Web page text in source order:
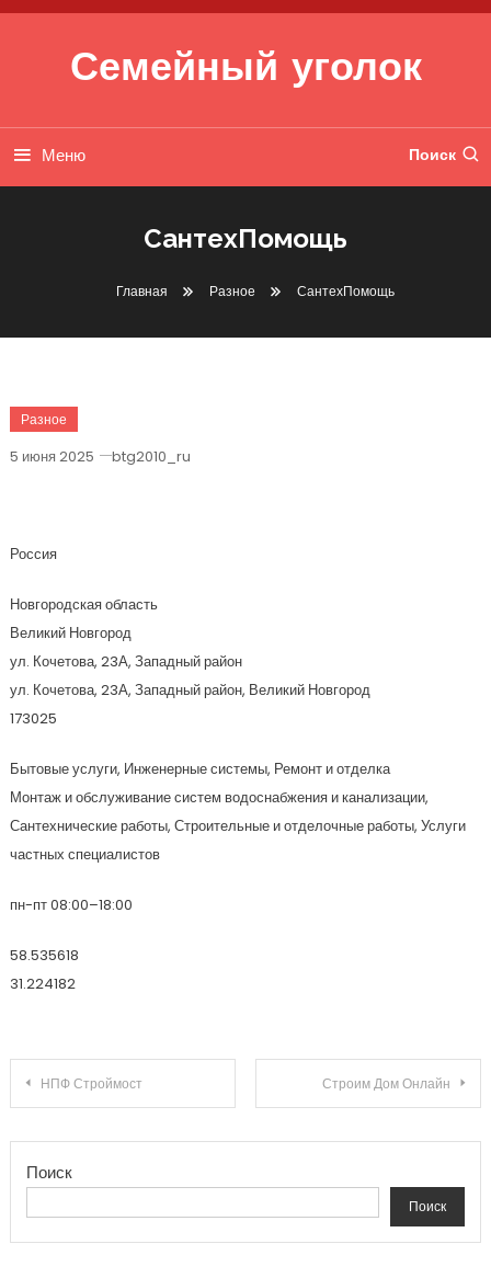
Перейти к содержимому
Семейный уголок
Меню Поиск
СантехПомощь
Главная Разное СантехПомощь
Разное
5 июня 2025 btg2010_ru
Россия
Новгородская область
Великий Новгород
ул. Кочетова, 23А, Западный район
ул. Кочетова, 23А, Западный район, Великий Новгород
173025
Бытовые услуги, Инженерные системы, Ремонт и отделка
Монтаж и обслуживание систем водоснабжения и канализации,
Сантехнические работы, Строительные и отделочные работы, Услуги
частных специалистов
пн-пт 08:00–18:00
58.535618
31.224182
Навигация по записям
НПФ Строймост Строим Дом Онлайн
Поиск
Поиск